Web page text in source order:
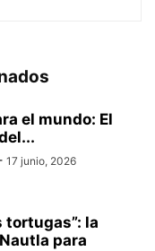
el mundo: El
17 junio, 2026
tortugas”: la
para